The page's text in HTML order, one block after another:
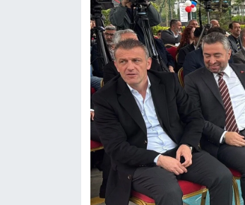
Yaşam-Çevre